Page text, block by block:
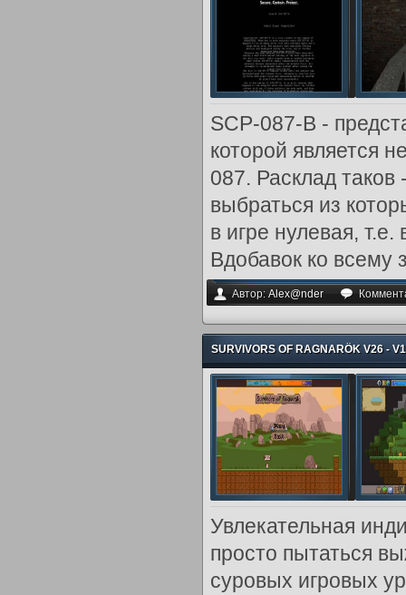
SCP-087-B -
которой является
087. Расклад
выбраться из
в игре нулевая,
Вдобавок ко всему
Автор: Alex@nder
SURVIVORS OF RAGNARÖK V26 -
Увлекательная
просто пытаться
суровых игровых